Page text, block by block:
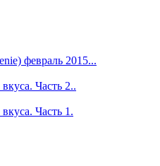
февраль 2015...
Часть 2..
Часть 1.